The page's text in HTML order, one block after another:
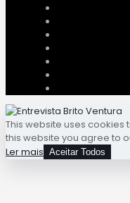
This website uses cookies
this website you agree to
Ler mais Aceitar Todos